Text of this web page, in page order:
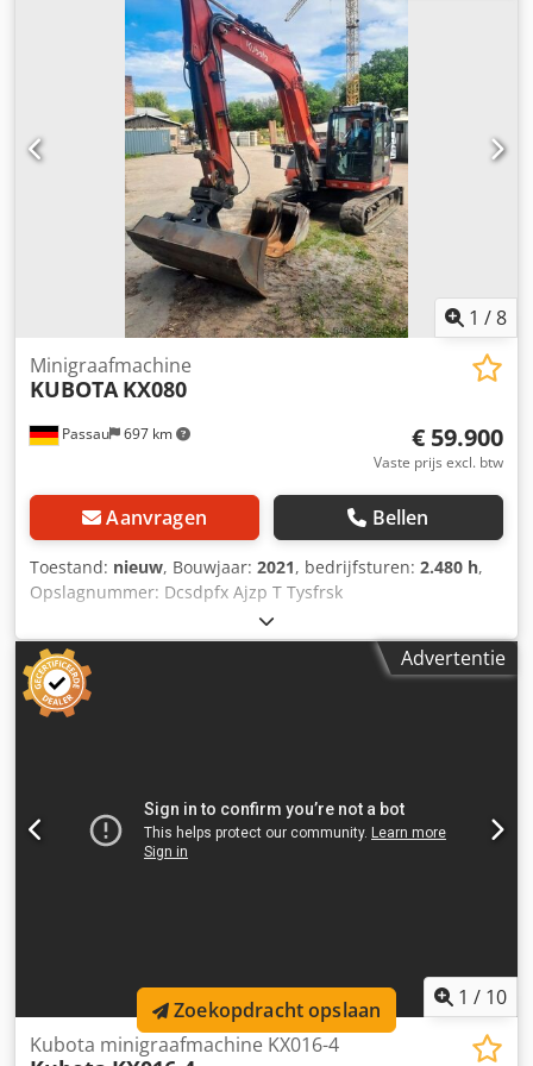
1 /8
Passau 697 km
Minigraafmachine
KUBOTA KX080
€ 59.900
Vaste prijs excl. btw
Aanvragen Bellen
Toestand: nieuw, Bouwjaar: 2021, bedrijfsturen: 2.480 h,
Opslagnummer: Dcsdpfx Ajzp T Tysfrsk
Transportafmetingen (l x b x h): 0 x 0 x 0 ---- Enkele giek
Rubberrupsbanden 2 extra hydraulische circuits inclusief
snelsluitkoppeling HS08 exclusief graafbakken Locatie:
Dresden
Advertentie
1 / 10
Kubota minigraafmachine KX016-4
Zoekopdracht opslaan